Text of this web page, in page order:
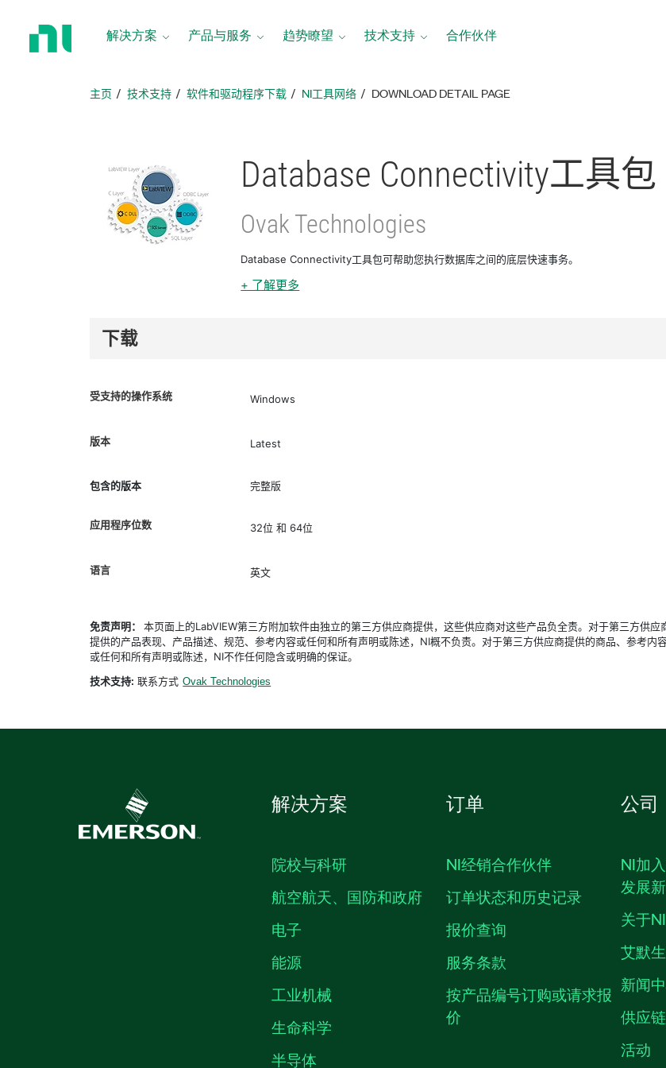
解决方案 产品与服务 趋势瞭望 技术支持 合作伙伴
主页 技术支持 软件和驱动程序下载 NI工具网络 DOWNLOAD DETAIL PAGE
Database Connectivity工具包
Ovak Technologies
Database Connectivity工具包可帮助您执行数据库之间的底层快速事务。
+ 了解更多
下载
受支持的操作系统 Windows
版本 Latest
包含的版本 完整版
应用程序位数 32位 和 64位
语言 英文
免责声明：本页面上的LabVIEW第三方附加软件由独立的第三方供应商提供，这些供应商对这些产品负全责。对于第三方供应
提供的产品表现、产品描述、规范、参考内容或任何和所有声明或陈述，NI概不负责。对于第三方供应商提供的商品、参考内
或任何和所有声明或陈述，NI不作任何隐含或明确的保证。
技术支持: 联系方式 Ovak Technologies
解决方案
院校与科研
航空航天、国防和政府
电子
能源
工业机械
生命科学
半导体
订单
NI经销合作伙伴
订单状态和历史记录
报价查询
服务条款
按产品编号订购或请求报
价
公司
NI加
发展
关于NI
艾默
新闻
供应
活动